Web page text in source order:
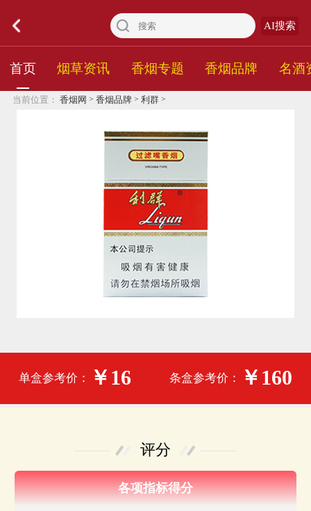
AI搜索
首页 烟草资讯 香烟专题 香烟品牌 名酒
当前位置： 香烟网 > 香烟品牌 > 利群 >
单盒参考价： ￥16 条盒参考价： ￥160
评分
各项指标得分